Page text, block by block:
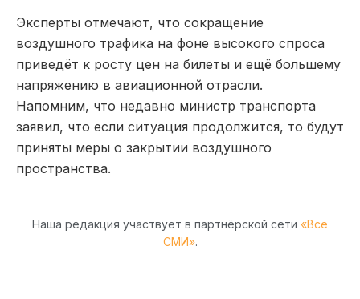
Эксперты отмечают, что сокращение
воздушного трафика на фоне высокого спроса
приведёт к росту цен на билеты и ещё большему
напряжению в авиационной отрасли.
Напомним, что недавно министр транспорта
заявил, что если ситуация продолжится, то будут
приняты меры о закрытии воздушного
пространства.
Наша редакция участвует в партнёрской сети «Все
СМИ».